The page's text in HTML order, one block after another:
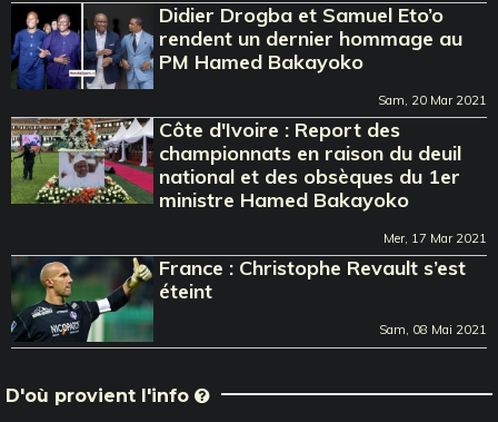
Didier Drogba et Samuel Eto’o
rendent un dernier hommage au
PM Hamed Bakayoko
Sam, 20 Mar 2021
Côte d'Ivoire : Report des
championnats en raison du deuil
national et des obsèques du 1er
ministre Hamed Bakayoko
Mer, 17 Mar 2021
France : Christophe Revault s’est
éteint
Sam, 08 Mai 2021
D'où provient l'info